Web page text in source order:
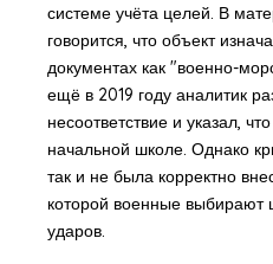
системе учёта целей. В
говорится, что объект
документах как "военно-
ещё в 2019 году аналитик
несоответствие и указал,
начальной школе. Однако
так и не была корректно
которой военные выбирают
ударов.